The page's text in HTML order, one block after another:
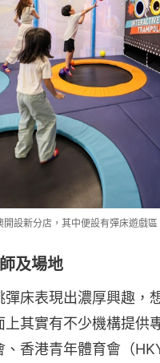
設新分店，其中便設有彈床遊戲區
及場地
彈床表現出濃厚興趣，
上其實有不少機構提供
、香港青年體育會（